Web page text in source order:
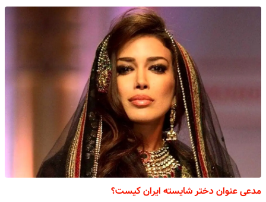
مدعی عنوان دختر شایسته ایران کیست؟